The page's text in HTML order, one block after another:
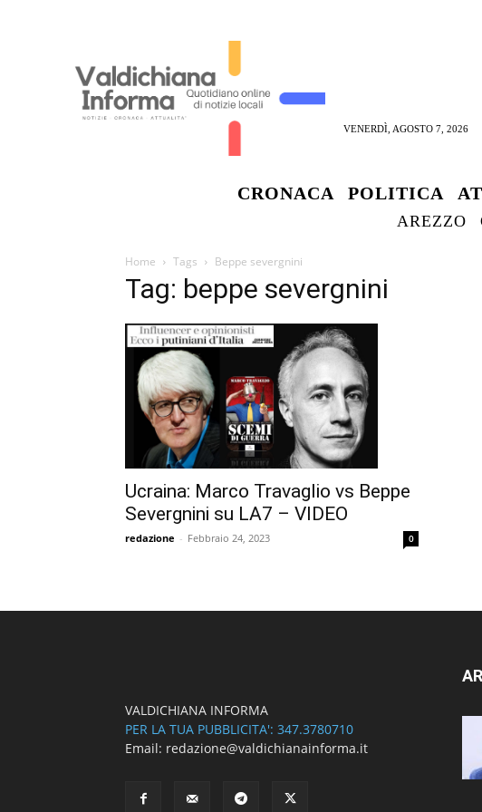
VENERDÌ, AGOSTO 7, 2026
CRONACA POLITICA
AREZZO
Home Tags Beppe severgnini
Tag: beppe severgnini
Ucraina: Marco Travaglio vs Beppe
Severgnini su LA7 – VIDEO
redazione - Febbraio 24, 2023 0
VALDICHIANA INFORMA
PER LA TUA PUBBLICITA': 347.3780710
Email: redazione@valdichianainforma.it